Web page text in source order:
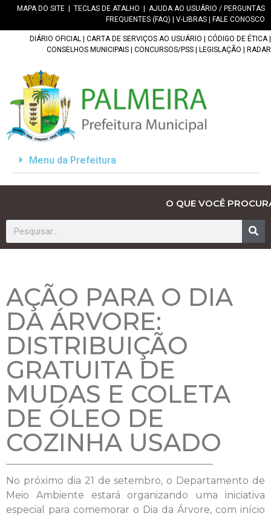
MAPA DO SITE TECLAS DE ATALHO
AJUDA AO USUÁRIO / PERGUNTAS
FREQUENTES (FAQ)
V-LIBRAS FALE CONOSCO
DIÁRIO OFICIAL CARTA DE SERVIÇOS AO USUÁRIO CÓDIGO DE ÉTICA|
CONSELHOS MUNICIPAIS
CONCURSOS/PSS LEGISLAÇÃO RADAR
Menu da Prefeitura
O QUE VOCÊ
AÇÃO PARA O DIA
DA ÁRVORE:
DISTRIBUIÇÃO
GRATUITA DE
MUDAS E COLETA
DE ÓLEO DE
COZINHA USADO
No próximo dia 21 de setembro, o Departamento de
Meio Ambiente estará organizando uma iniciativa
especial para comemorar o Dia da Árvore, com início